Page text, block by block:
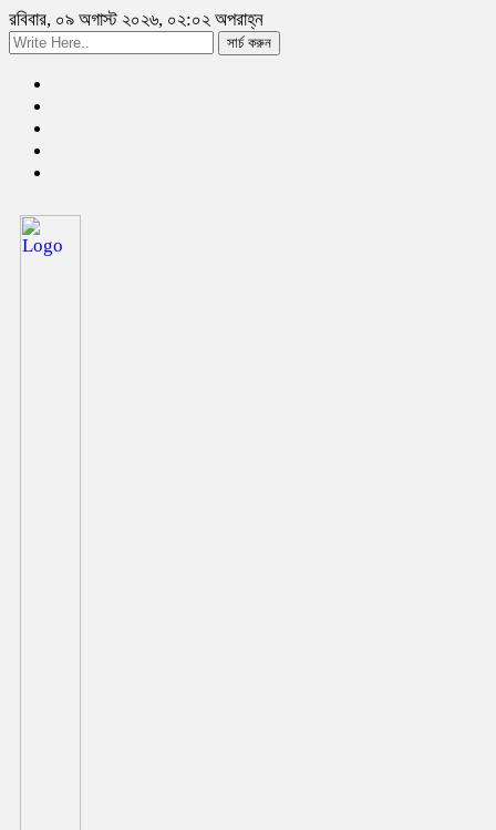
রবিবার, ০৯ অগাস্ট ২০২৬, ০২:০২ অপরাহ্ন
সার্চ করুন